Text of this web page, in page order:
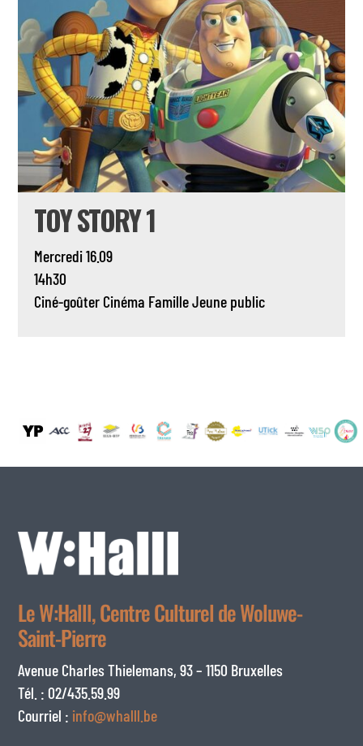
TOY STORY 1
Mercredi 16.09
14h30
Ciné-goûter Cinéma FamilleJeune public
Le W:Halll, Centre Culturel de Woluwe-
Saint-Pierre
Avenue Charles Thielemans, 93 – 1150 Bruxelles
Tél. : 02/435.59.99
Courriel : info@whalll.be